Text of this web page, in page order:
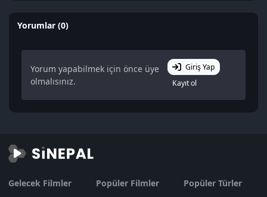
Yorumlar (0)
Yorum yapabilmek için önce üye
olmalısınız.
Giriş Yap
Kayıt ol
Gelecek Filmler
Popüler Filmler
Popüler Türler